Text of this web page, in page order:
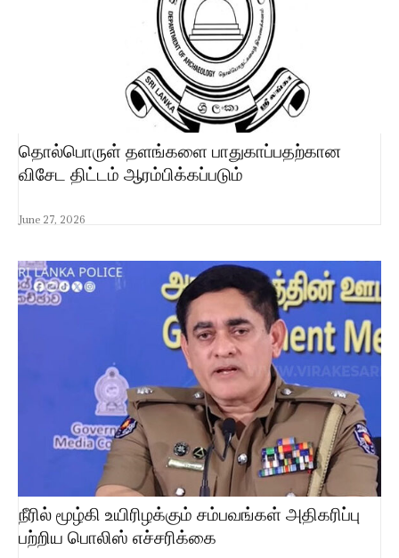
தொல்பொருள் தளங்களை பாதுகாப்பதற்கான
விசேட திட்டம் ஆரம்பிக்கப்படும்
June 27, 2026
நீரில் மூழ்கி உயிரிழக்கும் சம்பவங்கள் அதிகரிப்பு
பற்றிய பொலிஸ் எச்சரிக்கை